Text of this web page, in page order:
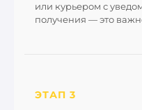
или курьером с
получения — это
ЭТАП 3